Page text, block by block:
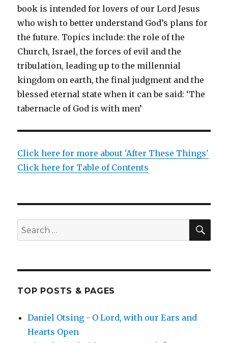
book is intended for lovers of our Lord Jesus
who wish to better understand God’s plans for
the future. Topics include: the role of the
Church, Israel, the forces of evil and the
tribulation, leading up to the millennial
kingdom on earth, the final judgment and the
blessed eternal state when it can be said: ‘The
tabernacle of God is with men’
Click here for more about 'After These Things'
Click here for Table of Contents
Search
for:
TOP POSTS & PAGES
Daniel Otsing - O Lord, with our Ears and
Hearts Open